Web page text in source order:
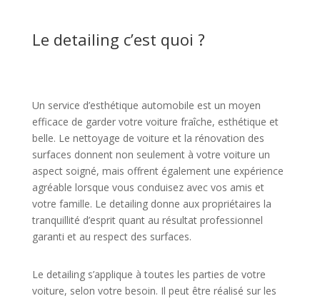
Le detailing c’est quoi ?
Un service d’esthétique automobile est un moyen
efficace de garder votre voiture fraîche, esthétique et
belle. Le nettoyage de voiture et la rénovation des
surfaces donnent non seulement à votre voiture un
aspect soigné, mais offrent également une expérience
agréable lorsque vous conduisez avec vos amis et
votre famille. Le detailing donne aux propriétaires la
tranquillité d’esprit quant au résultat professionnel
garanti et au respect des surfaces.
Le detailing s’applique à toutes les parties de votre
voiture, selon votre besoin. Il peut être réalisé sur les